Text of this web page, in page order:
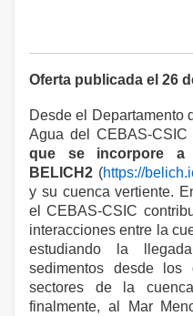
Oferta publicada el 26
Desde el Departamento
Agua del CEBAS-CSIC
que se incorpore a
BELICH2 (https://
y su cuenca vertiente.
el CEBAS-CSIC
interacciones entre la
estudiando la
sedimentos desde
sectores de la
finalmente, al Mar